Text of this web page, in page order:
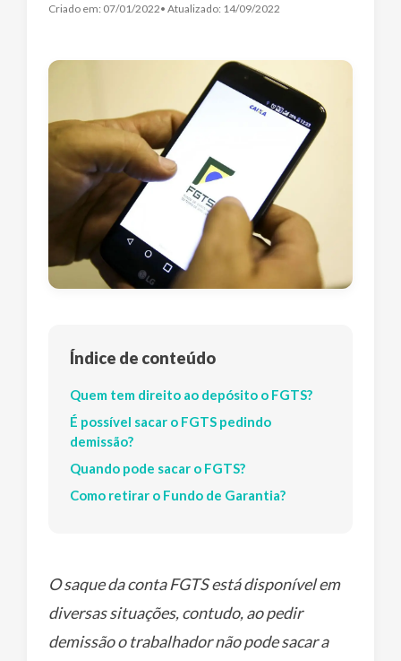
Criado em: 07/01/2022• Atualizado: 14/09/2022
Índice de conteúdo
Quem tem direito ao depósito o FGTS?
É possível sacar o FGTS pedindo
demissão?
Quando pode sacar o FGTS?
Como retirar o Fundo de Garantia?
O saque da conta FGTS está disponível em
diversas situações, contudo, ao pedir
demissão o trabalhador não pode sacar a